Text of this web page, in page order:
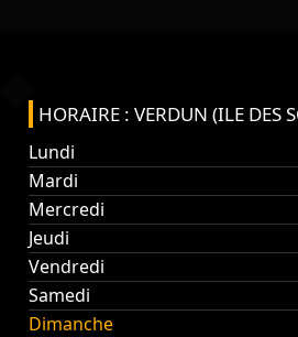
HORAIRE : VERDUN (ILE DES
Lundi
Mardi
Mercredi
Jeudi
Vendredi
Samedi
Dimanche